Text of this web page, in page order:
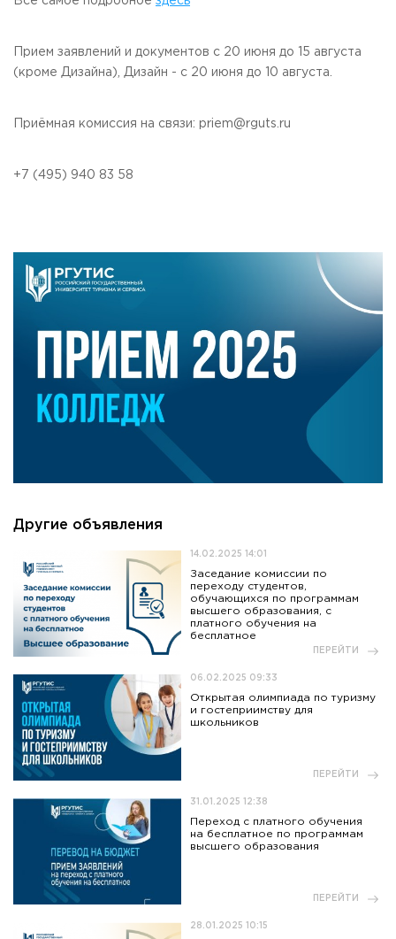
Прием заявлений и документов с 20 июня до 15 августа
(кроме Дизайна), Дизайн - с 20 июня до 10 августа.
Приёмная комиссия на связи: priem@rguts.ru
+7 (495) 940 83 58
Другие объявления
14.02.2025 14:01
Заседание комиссии по
переходу студентов,
обучающихся по программам
высшего образования, с
платного обучения на
бесплатное
ПЕРЕЙТИ
06.02.2025 09:33
Открытая олимпиада по туризму
и гостеприимству для
школьников
ПЕРЕЙТИ
31.01.2025 12:38
Переход с платного обучения
на бесплатное по программам
высшего образования
ПЕРЕЙТИ
28.01.2025 10:15